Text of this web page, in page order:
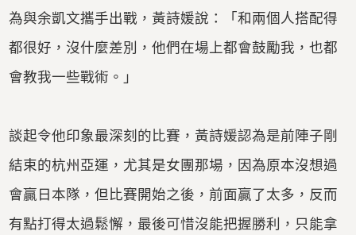
為與余凱文攜手出戰，黃詩媛說：「和兩個人搭配得
都很好，沒什麼差別，他們在場上都會鼓勵我，也都
會教我一些戰術。」
談起令他印象最深刻的比賽，黃詩媛認為是前陣子剛
結束的杭州亞運，尤其是女團那場，因為原本沒想過
會贏日本隊，但比賽開始之後，前面贏了太多，反而
有點打得太過鬆懈，最後可惜沒能把握勝利，只能拿